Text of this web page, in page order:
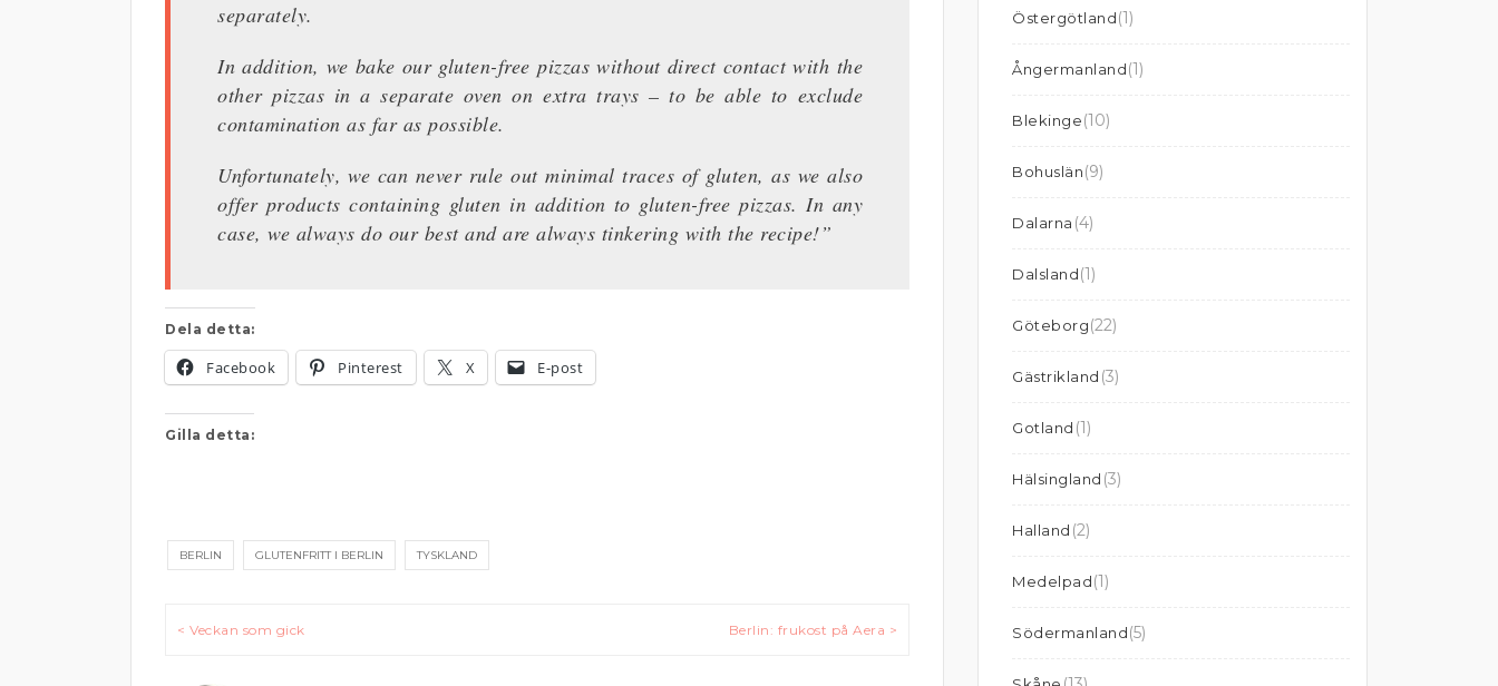
separately.
In addition, we bake our gluten-free pizzas without direct contact with the
other pizzas in a separate oven on extra trays – to be able to exclude
contamination as far as possible.
Unfortunately, we can never rule out minimal traces of gluten, as we also
offer products containing gluten in addition to gluten-free pizzas. In any
case, we always do our best and are always tinkering with the recipe!”
Dela detta:
Facebook Pinterest X E-post
Gilla detta:
BERLIN GLUTENFRITT I BERLIN TYSKLAND
Inläggsnavigering
< Veckan som gick Berlin: frukost på Aera >
Östergötland(1)
Ångermanland(1)
Blekinge(10)
Bohuslän(9)
Dalarna (4)
Dalsland(1)
Göteborg(22)
Gästrikland (3)
Gotland (1)
Hälsingland (3)
Halland (2)
Medelpad(1)
Södermanland(5)